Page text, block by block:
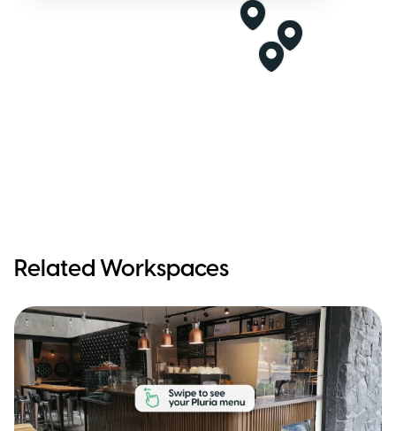
Related Workspaces